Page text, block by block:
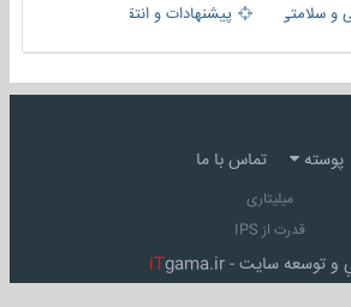
سلامتی
پیشنهادات و انتقادات
پوسته تماس با ما
میلیتاری
قدرت از IPS
و توسعه سايت - iTgama.ir